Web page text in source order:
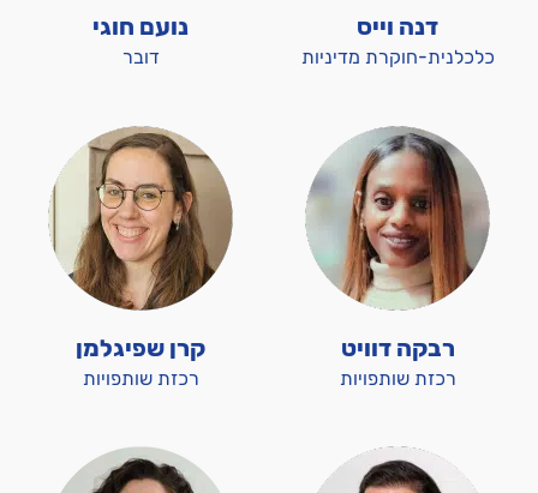
דנה וייס
כלכלנית-חוקרת מדיניות
נועם חוגי
דובר
רבקה דוויט
רכזת שותפויות
קרן שפיגלמן
רכזת שותפויות